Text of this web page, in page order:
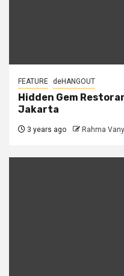
FEATURE deHANGOUT
Hidden Gem
Jakarta
3 years ago Rahma